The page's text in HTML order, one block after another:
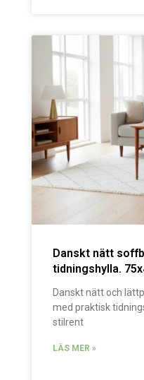
Danskt nätt
tidningshylla.
Danskt nätt och
med praktisk
stilrent
LÄS MER »